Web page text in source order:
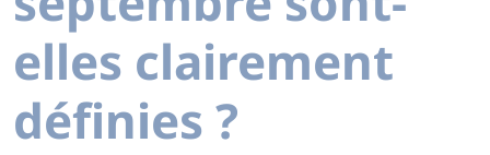
elles clairement
définies ?